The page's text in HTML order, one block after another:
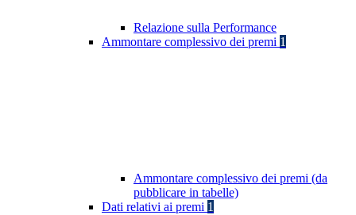
Relazione sulla Performance
Ammontare complessivo dei premi 1
Ammontare complessivo dei premi (da
pubblicare in tabelle)
Dati relativi ai premi 1